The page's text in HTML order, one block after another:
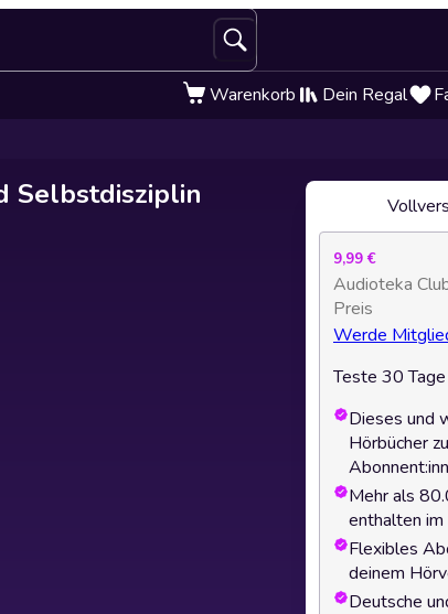
Warenkorb Dein Regal
Selbstdisziplin
9,99 €
Audioteka
Preis
Werde
Teste 30
Dieses und
Hörbücher
Mehr als
enthalten
Flexibles
deinem
Deutsche